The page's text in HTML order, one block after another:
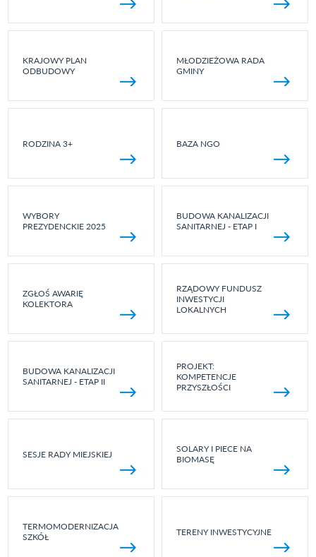
KRAJOWY PLAN
ODBUDOWY
MŁODZIEŻOWA RADA
GMINY
RODZINA 3+ BAZA NGO
WYBORY
PREZYDENCKIE 2025
BUDOWA KANALIZACJI
SANITARNEJ - ETAP I
ZGŁOŚ AWARIĘ
KOLEKTORA
RZĄDOWY FUNDUSZ
INWESTYCJI
LOKALNYCH
BUDOWA KANALIZACJI
SANITARNEJ - ETAP II
PROJEKT:
KOMPETENCJE
PRZYSZŁOŚCI
SESJE RADY MIEJSKIEJ
SOLARY I PIECE NA
BIOMASĘ
TERMOMODERNIZACJA
SZKÓŁ
TERENY INWESTYCYJNE